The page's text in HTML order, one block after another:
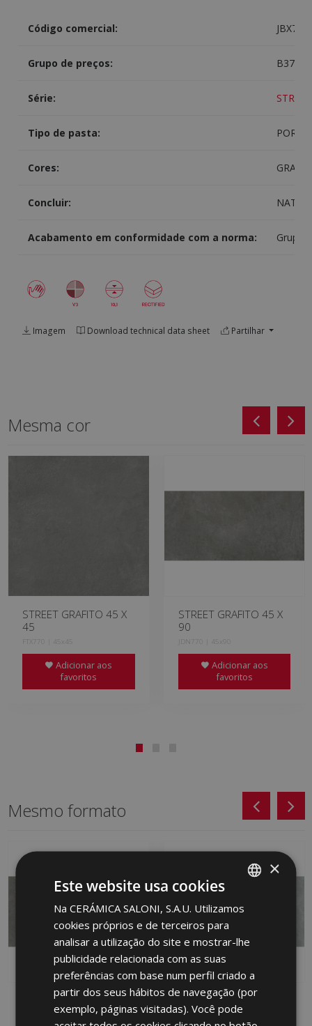
Código comercial: JBX770
Grupo de preços: B370
Série:
Tipo de pasta:
Cores:
Concluir:
Acabamento em conformidade com a norma: Grupo
Imagem Download technical data sheet Partilhar
Mesma cor
STREET GRAFITO 45 X
45
FTX770 | 45x45
Adicionar aos
favoritos
STREET GRAFITO 45 X
90
JDN770 | 45x90
Adicionar aos
favoritos
Mesmo formato
STREET GRAFITO 45 X
STREET GRIS 45 X 90
JDN710 | 45x90
SPANISH
ENGLISH
GERMAN
PORTUGUESE
×
Este website usa cookies
Na CERÁMICA SALONI, S.A.U. Utilizamos
cookies próprios e de terceiros para
analisar a utilização do site e mostrar-lhe
publicidade relacionada com as suas
preferências com base num perfil criado a
partir dos seus hábitos de navegação (por
exemplo, páginas visitadas). Você pode